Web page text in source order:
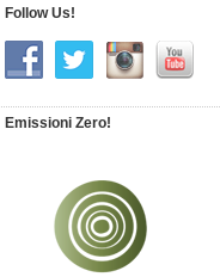
Follow Us!
Emissioni Zero!